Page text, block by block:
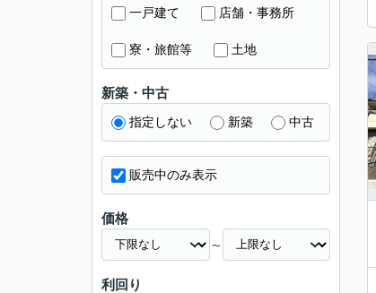
一戸建て 店舗・事務所
寮・旅館等 土地
新築・中古
指定しない 新築 中古
販売中のみ表示
価格
～
利回り